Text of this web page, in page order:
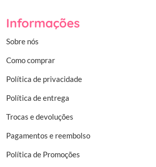
Informações
Sobre nós
Como comprar
Política de privacidade
Política de entrega
Trocas e devoluções
Pagamentos e reembolso
Política de Promoções